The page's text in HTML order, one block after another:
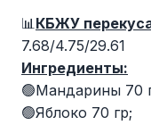
📊КБЖУ
7.68/4.75/29.61
Ингредиенты:
🟢Мандарины 70
🟢Яблоко 70 гр;